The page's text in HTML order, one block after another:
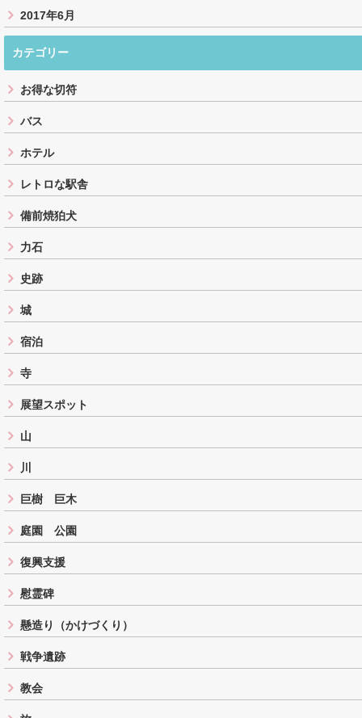
2017年6月
カテゴリー
お得な切符
バス
ホテル
レトロな駅舎
備前焼狛犬
力石
史跡
城
宿泊
寺
展望スポット
山
川
巨樹 巨木
庭園 公園
復興支援
慰霊碑
懸造り（かけづくり）
戦争遺跡
教会